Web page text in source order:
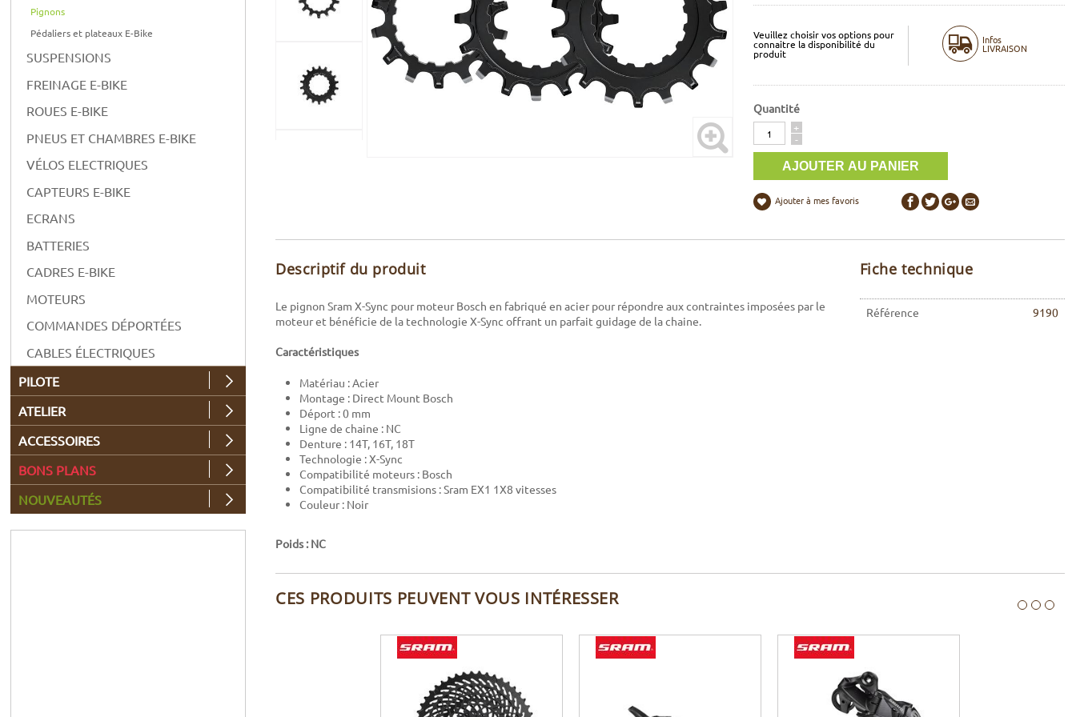
Veuillez choisir vos options pour
connaitre la disponibilité du
produit
Infos
LIVRAISON
Quantité
Quantité
+
-
Ajouter à mes favoris
Descriptif du produit
Le pignon Sram X-Sync pour moteur Bosch en fabriqué en acier pour répondre aux contraintes imposées par le
moteur et bénéficie de la technologie X-Sync offrant un parfait guidage de la chaine.
Caractéristiques
Matériau : Acier
Montage : Direct Mount Bosch
Déport : 0 mm
Ligne de chaine : NC
Denture : 14T, 16T, 18T
Technologie : X-Sync
Compatibilité moteurs : Bosch
Compatibilité transmisions : Sram EX1 1X8 vitesses
Couleur : Noir
Poids : NC
Fiche technique
Référence 9190
CES PRODUITS PEUVENT VOUS INTÉRESSER
Pignons
Pédaliers et plateaux E-Bike
SUSPENSIONS
FREINAGE E-BIKE
ROUES E-BIKE
PNEUS ET CHAMBRES E-BIKE
VÉLOS ELECTRIQUES
CAPTEURS E-BIKE
ECRANS
BATTERIES
CADRES E-BIKE
MOTEURS
COMMANDES DÉPORTÉES
CABLES ÉLECTRIQUES
PILOTE
ATELIER
ACCESSOIRES
BONS PLANS
NOUVEAUTÉS